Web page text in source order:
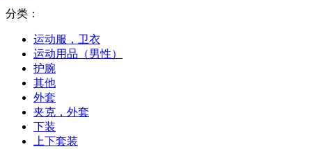
分类：
运动服，卫衣
运动用品（男性）
护腕
其他
外套
夹克，外套
下装
上下套装